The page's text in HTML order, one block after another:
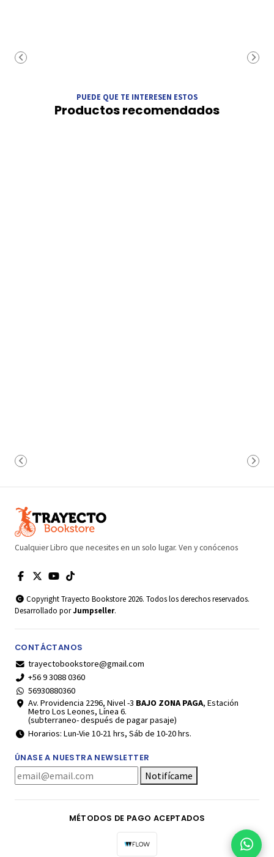
PUEDE QUE TE INTERESEN ESTOS
Productos recomendados
Cualquier Libro que necesites en un solo lugar. Ven y conócenos
Copyright Trayecto Bookstore 2026. Todos los derechos reservados.
Desarrollado porJumpseller.
CONTÁCTANOS
trayectobookstore@gmail.com
+56 9 3088 0360
56930880360
Av. Providencia 2296, Nivel -3 BAJO ZONA PAGA, Estación
Metro Los Leones, Línea 6.
(subterraneo- después de pagar pasaje)
Horarios: Lun-Vie 10-21 hrs, Sáb de 10-20 hrs.
ÚNASE A NUESTRA NEWSLETTER
Notifícame
MÉTODOS DE PAGO ACEPTADOS